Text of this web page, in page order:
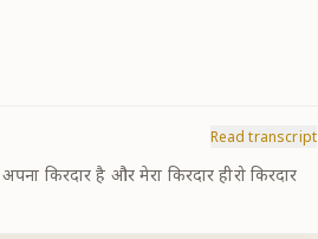
Read transcript
किरदार है और मेरा किरदार हीरो किरदार